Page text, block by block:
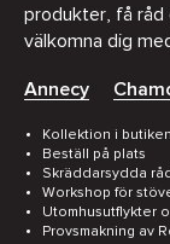
produkter, få råd
välkomna dig
Annecy
Kollektion i butiken
Beställ på plats
Skräddarsydda
Workshop för
Utomhusutflykter
Provsmakning av